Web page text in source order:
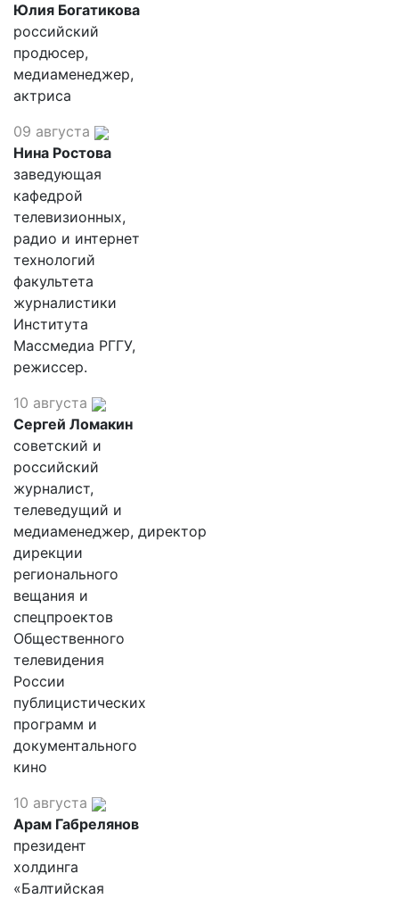
Юлия Богатикова
российский
продюсер,
медиаменеджер,
актриса
09 августа
Нина Ростова
заведующая
кафедрой
телевизионных,
радио и интернет
технологий
факультета
журналистики
Института
Массмедиа РГГУ,
режиссер.
10 августа
Сергей Ломакин
советский и
российский
журналист,
телеведущий и
медиаменеджер, директор
дирекции
регионального
вещания и
спецпроектов
Общественного
телевидения
России
публицистических
программ и
документального
кино
10 августа
Арам Габрелянов
президент
холдинга
«Балтийская